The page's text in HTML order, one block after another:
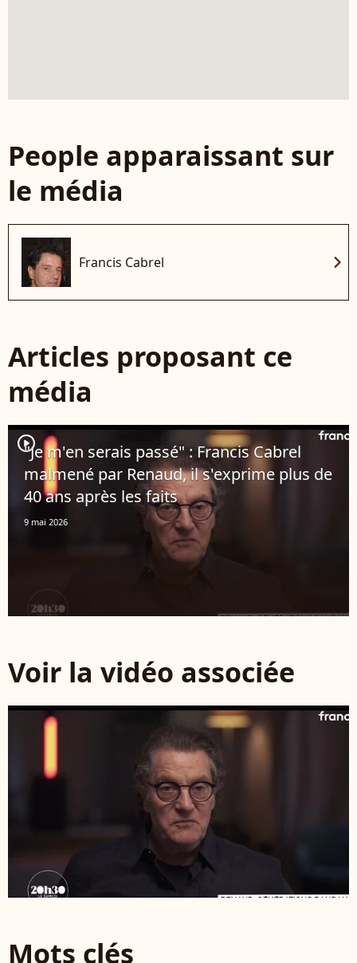
People apparaissant sur
le média
Francis Cabrel chevron_right
Articles proposant ce
média
player2
"Je m'en serais passé" : Francis Cabrel
malmené par Renaud, il s'exprime plus de
40 ans après les faits
9 mai 2026
Voir la vidéo associée
Mots clés